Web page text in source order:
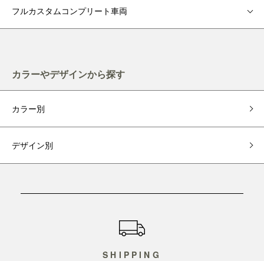
フルカスタムコンプリート車両
カラーやデザインから探す
カラー別
デザイン別
SHIPPING